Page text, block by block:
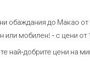
обаждания до Макао от
мобилен! - с цени от
най-добрите цени на